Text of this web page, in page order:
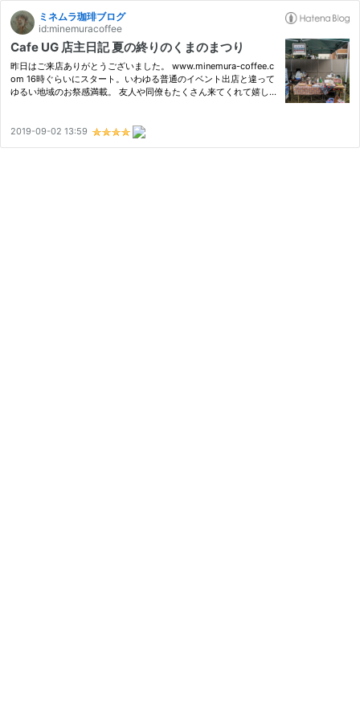
ミネムラ珈琲ブログ
id:minemuracoffee
Cafe UG 店主日記 夏の終りのくまのまつり
昨日はご来店ありがとうございました。 www.minemura-coffee.c
om 16時ぐらいにスタート。いわゆる普通のイベント出店と違って
ゆるい地域のお祭感満載。 友人や同僚もたくさん来てくれて嬉し
bl…
2019-09-02 13:59